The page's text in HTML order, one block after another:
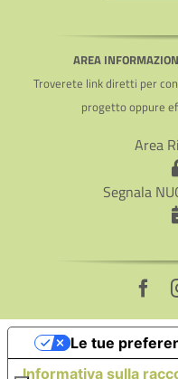
AREA
Troverete link diretti per
progetto oppure
Area
Segnala
Informativa sulla
Le tue